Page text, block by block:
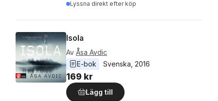
Lyssna direkt efter köp
Isola
Av Åsa Avdic
E-bok
Svenska 2016
169 kr
Lägg till